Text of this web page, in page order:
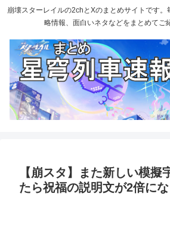
崩壊スターレイルの2chとXのまとめサイトです
略情報、面白いネタなどをまとめてご
【崩スタ】また新しい模擬
たら祝福の説明文が2倍に